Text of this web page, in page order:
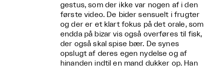
gestus, som der ikke var nogen af i den
første video. De bider sensuelt i frugter
og der er et klart fokus på det orale, som
endda på bizar vis også overføres til fisk,
der også skal spise bær. De synes
opslugt af deres egen nydelse og af
hinanden indtil en mand dukker op. Han